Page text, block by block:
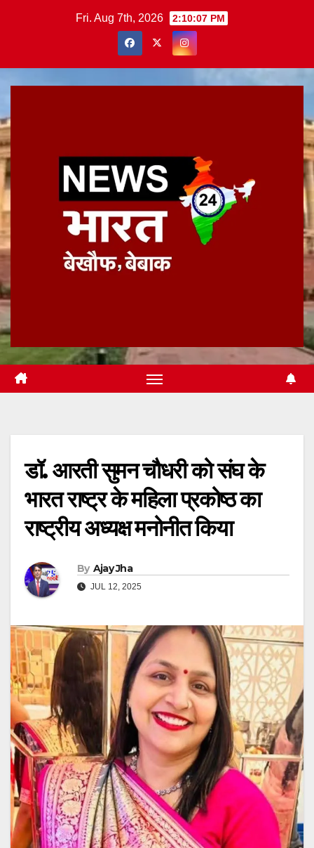
Fri. Aug 7th, 2026 2:10:07 PM
डॉ. आरती सुमन चौधरी को संघ के
भारत राष्ट्र के महिला प्रकोष्ठ का
राष्ट्रीय अध्यक्ष मनोनीत किया
By Ajay Jha
JUL 12, 2025